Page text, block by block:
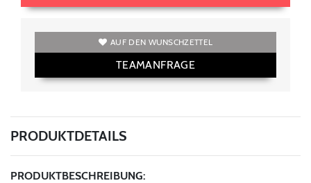
AUF DEN WUNSCHZETTEL
TEAMANFRAGE
PRODUKTDETAILS
PRODUKTBESCHREIBUNG: